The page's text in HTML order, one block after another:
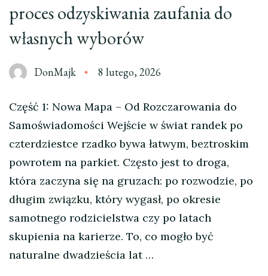
proces odzyskiwania zaufania do
własnych wyborów
DonMajk 8 lutego, 2026
Część 1: Nowa Mapa – Od Rozczarowania do
Samoświadomości Wejście w świat randek po
czterdziestce rzadko bywa łatwym, beztroskim
powrotem na parkiet. Często jest to droga,
która zaczyna się na gruzach: po rozwodzie, po
długim związku, który wygasł, po okresie
samotnego rodzicielstwa czy po latach
skupienia na karierze. To, co mogło być
naturalne dwadzieścia lat …